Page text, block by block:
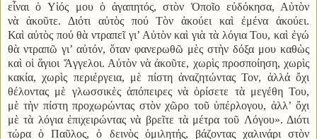
εἶναι ὁ Υἱός μου ὁ ἀγαπητός, στὸν Ὁποῖο εὐδόκησα, Αὐτὸν
νὰ ἀκοῦτε. Διότι αὐτὸς πού Τὸν ἀκούει καὶ ἐμένα ἀκούει.
Καὶ αὐτὸς πού θὰ ντραπεῖ γι’ Αὐτὸν καὶ γιὰ τὰ λόγια Του, καὶ ἐγώ
θὰ ντραπῶ γι’ αὐτόν, ὅταν φανερωθῶ μὲς στὴν δόξα μου καθὼς
καὶ οἱ ἅγιοι Ἄγγελοι. Αὐτὸν νὰ ἀκοῦτε, χωρὶς προσποίηση, χωρὶς
κακία, χωρὶς περιέργεια, μὲ πίστη ἀναζητώντας Τον, ἀλλά ὄχι
θέλοντας μὲ γλωσσικὲς ἀπόπειρες νὰ ὁρίσετε τὰ μεγέθη Του,
μὲ τὴν πίστη προχωρώντας στὸν χῶρο τοῦ ὑπέρλογου, ἀλλ’ ὄχι
μὲ τὰ λόγια ἐπιχειρώντας νὰ βρεῖτε τὰ μέτρα τοῦ Λόγου». Διότι
τώρα ὁ Παῦλος, ὁ δεινὸς ὁμιλητής, βάζοντας χαλινάρι στὸν